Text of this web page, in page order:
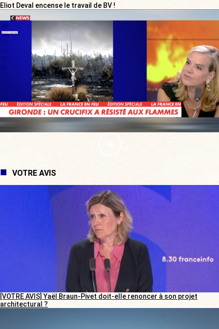
Eliot Deval encense le travail de BV !
VOTRE AVIS
[VOTRE AVIS] Yaël Braun-Pivet doit-elle renoncer à son projet
architectural ?